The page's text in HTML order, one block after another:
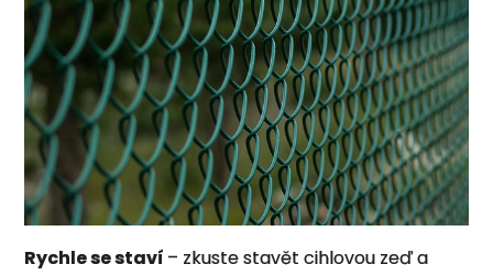
Rychle se staví – zkuste stavět cihlovou zeď a